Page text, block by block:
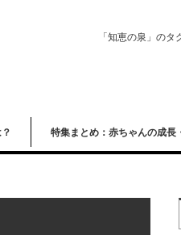
「知恵の泉」の
特集まとめ：赤ちゃんの成長